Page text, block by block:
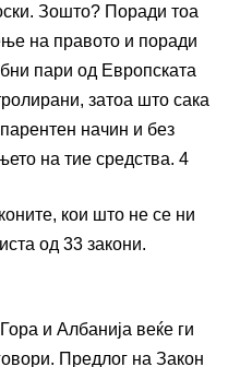
Зошто? Поради тоа
на правото и поради
пари од Европската
затоа што сака
начин и без
на тие средства. 4
кои што не се ни
од 33 закони.
и Албанија веќе ги
Предлог на Закон